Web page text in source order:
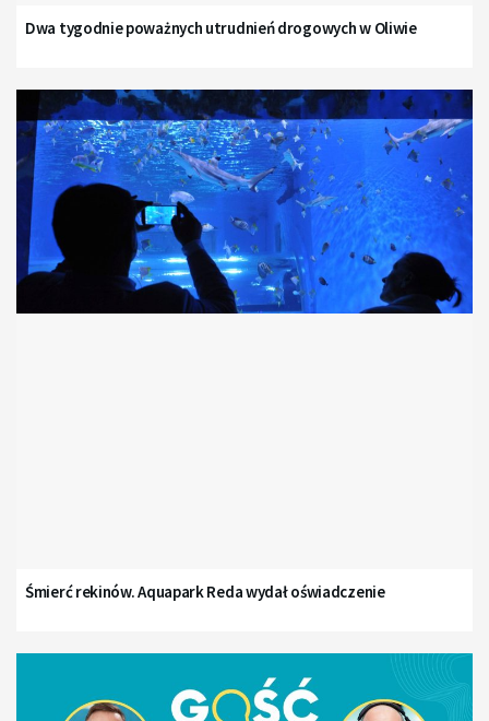
Dwa tygodnie poważnych utrudnień drogowych w Oliwie
Śmierć rekinów. Aquapark Reda wydał oświadczenie